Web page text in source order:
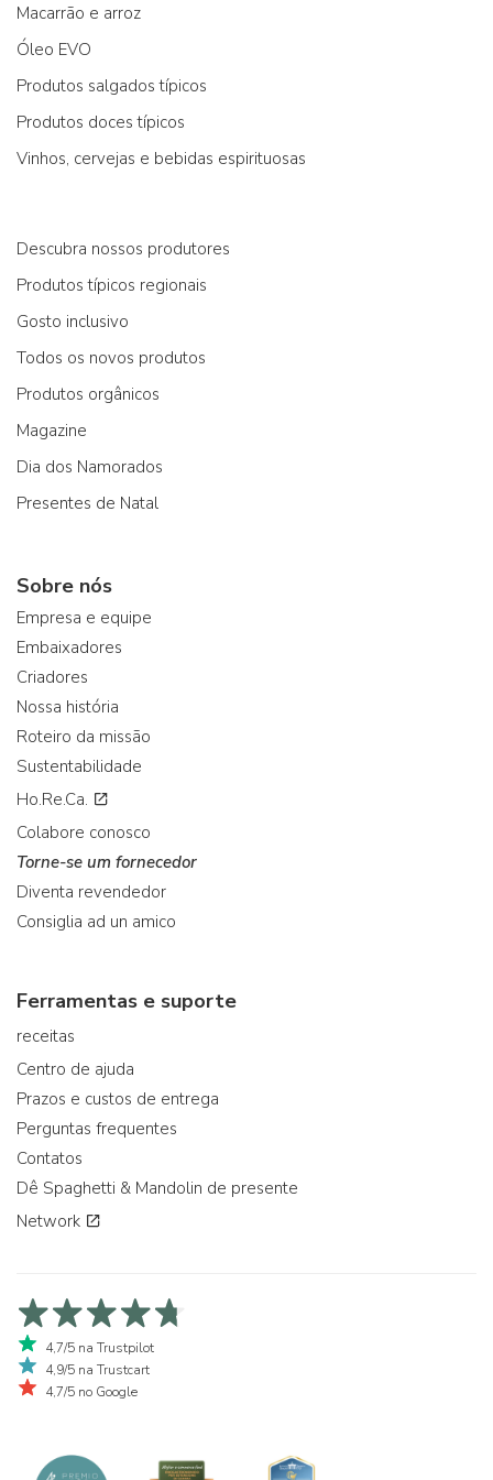
Macarrão e arroz
Óleo EVO
Produtos salgados típicos
Produtos doces típicos
Vinhos, cervejas e bebidas espirituosas
Descubra nossos produtores
Produtos típicos regionais
Gosto inclusivo
Todos os novos produtos
Produtos orgânicos
Magazine
Dia dos Namorados
Presentes de Natal
Sobre nós
Empresa e equipe
Embaixadores
Criadores
Nossa história
Roteiro da missão
Sustentabilidade
Ho.Re.Ca.
Colabore conosco
Torne-se um fornecedor
Diventa revendedor
Consiglia ad un amico
Ferramentas e suporte
receitas
Centro de ajuda
Prazos e custos de entrega
Perguntas frequentes
Contatos
Dê Spaghetti & Mandolin de presente
Network
4,7/5 na Trustpilot
4,9/5 na Trustcart
4,7/5 no Google